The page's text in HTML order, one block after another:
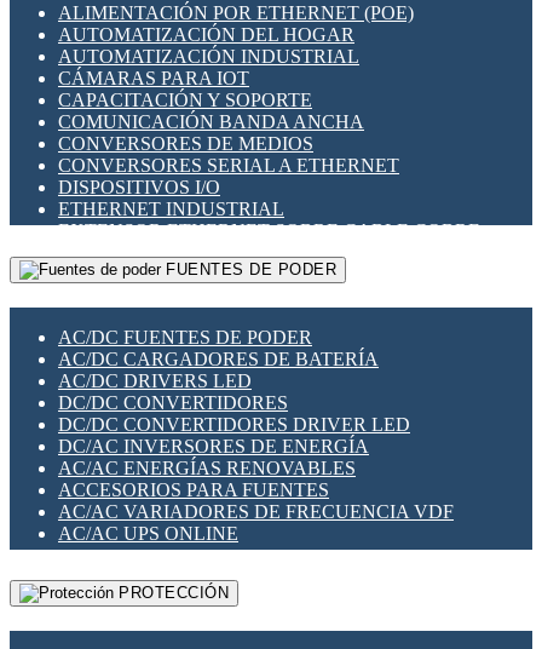
SENSORES INDUCTIVOS
TEMPORIZADORES
VARIACS
VARIADORES DE FRECUENCIA [VDF]
SECCIONADORES - INTERRUPTORES
MAQUINARIA
HERRAMIENTAS VARIAS
ILUMINACIÓN LED
INTERRUPTORES REED
INTERFACES DE RELÉ
OTROS RELÉS
PROTECCIÓN TÉRMICA
RELÉS AUTOMOTRICES
RELÉS DE SEÑAL
RELÉS DE ESTADO SÓLIDO SSR
RELÉS INDUSTRIALES
RELÉS MINIATURA DE POTENCIA
SENSORES MAGNÉTICOS
SWITCH Y MICROSWITCH
TARJETAS PI
UNIÓN Y DERIVACIÓN DE CABLE
ALIMENTACIÓN POR ETHERNET (POE)
AUTOMATIZACIÓN DEL HOGAR
AUTOMATIZACIÓN INDUSTRIAL
CÁMARAS PARA IOT
CAPACITACIÓN Y SOPORTE
COMUNICACIÓN BANDA ANCHA
CONVERSORES DE MEDIOS
CONVERSORES SERIAL A ETHERNET
DISPOSITIVOS I/O
ETHERNET INDUSTRIAL
EXTENSOR ETHERNET SOBRE CABLE COBRE
GATEWAY LORAWAN
GESTIÓN DE REDES
PLACAS MODULARES IOT
SWITCHES Y REDES WIFI
SOLUCIONES IOT
SOLUCIONES LORAWAN
SOLUCIONES RED CELULAR
SEGURIDAD PARA REDES
SWITCHES LAN
TELEFONÍA IP (VOIP)
VIGILANCIA IP (CCTV)
MESHTASTIC
FUENTES DE PODER
AC/DC FUENTES DE PODER
AC/DC CARGADORES DE BATERÍA
AC/DC DRIVERS LED
DC/DC CONVERTIDORES
DC/DC CONVERTIDORES DRIVER LED
DC/AC INVERSORES DE ENERGÍA
AC/AC ENERGÍAS RENOVABLES
ACCESORIOS PARA FUENTES
AC/AC VARIADORES DE FRECUENCIA VDF
AC/AC UPS ONLINE
PROTECCIÓN